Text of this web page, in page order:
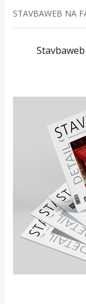
STAVBAWEB NA
Stavbaweb